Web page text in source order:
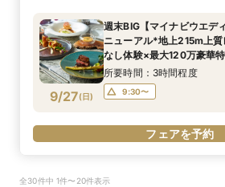
9/27(日)
週末BIG【マイナビウエデ
ニューアル*地上215m上
なし体験×最大120万豪華
所要時間：3時間程度
9:30〜
フェアを予約
全30件中 1件〜20件表示